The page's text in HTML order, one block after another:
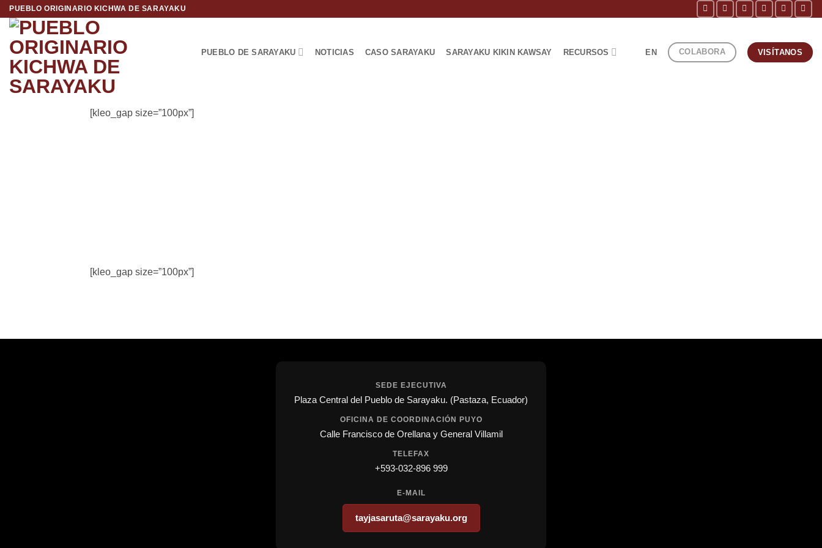
Saltar
contenido
PUEBLO ORIGINARIO KICHWA DE SARAYAKU
PUEBLO DE SARAYAKU NOTICIAS CASO SARAYAKU SARAYAKU KIKIN KAWSAY RECURSOS EN COLABORA VISÍTANOS
[kleo_gap size=”100px”]
[kleo_gap size=”100px”]
SEDE EJECUTIVA
Plaza Central del Pueblo de Sarayaku. (Pastaza, Ecuador)
OFICINA DE COORDINACIÓN PUYO
Calle Francisco de Orellana y General Villamil
TELEFAX
+593-032-896 999
E-MAIL
tayjasaruta@sarayaku.org